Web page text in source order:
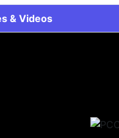
& Videos